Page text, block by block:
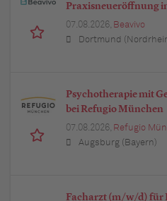
Praxisneueröffnung
07.08.2026, Beavivo
Dortmund
Psychotherapie mit
bei Refugio München
07.08.2026, Refugio
Augsburg (Bayern)
Facharzt (m/w/d) für